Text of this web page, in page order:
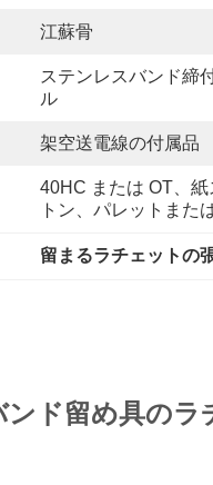
江蘇骨
ステンレスバンド締
ル
架空送電線の付属品
40HC または OT、
トン、パレットまた
留まるラチェットの
ド留め具のラ